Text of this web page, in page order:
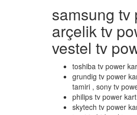
samsung tv
arçelik tv
vestel tv
toshiba tv power
grundig tv power
tamiri , sony tv
philips tv power
skytech tv power